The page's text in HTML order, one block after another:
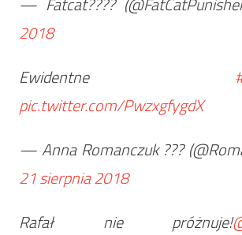
2018
Ewidentne
pic.twitter.com/PwzxgfygdX
— Anna Romanczuk ???
21 sierpnia 2018
Rafał nie próżnuje!